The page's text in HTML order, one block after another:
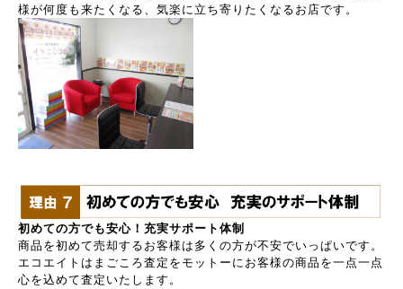
様が何度も来たくなる、気楽に立ち寄りたくなるお店です。
初めての方でも安心！充実サポート体制
商品を初めて売却するお客様は多くの方が不安でいっぱいです。
エコエイトはまごころ査定をモットーにお客様の商品を一点一点
心を込めて査定いたします。